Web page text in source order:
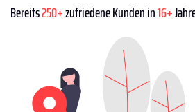
Bereits250+zufriedene Kunden in16+